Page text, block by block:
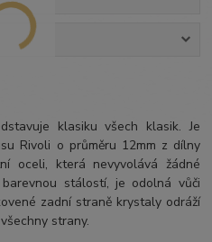
klasiku všech klasik. Je
Rivoli o průměru 12mm z dílny
oceli, která nevyvolává žádné
stálostí, je odolná vůči
zadní straně krystaly odráží
strany.